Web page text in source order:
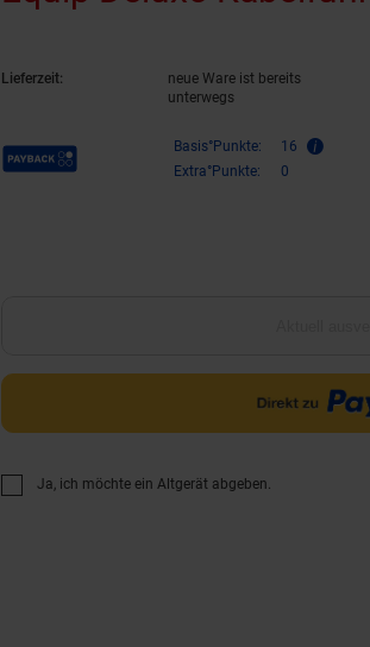
Lieferzeit:
neue Ware ist bereits
unterwegs
Payback Punkte Basis°Punkte:
16
Extra°Punkte:
0
Ja, ich möchte ein Altgerät abgeben.